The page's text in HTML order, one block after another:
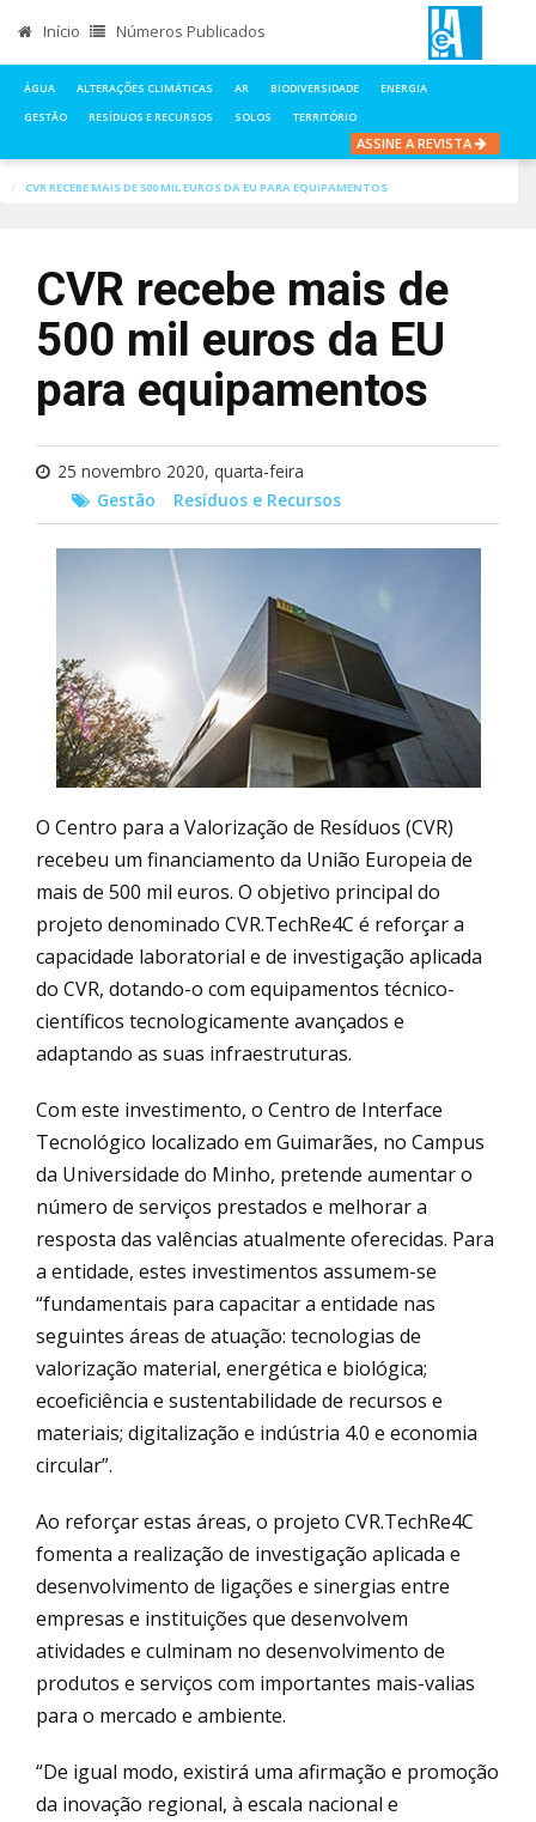
Início Números Publicados
ÁGUA ALTERAÇÕES CLIMÁTICAS AR BIODIVERSIDADE
ENERGIA
GESTÃO
RESÍDUOS E RECURSOS SOLOS TERRITÓRIO
ASSINE A REVISTA
CVR RECEBE MAIS DE 500 MIL EUROS DA EU PARA EQUIPAMENTOS
CVR recebe mais de
500 mil euros da EU
para equipamentos
25 novembro 2020, quarta-feira
Gestão
Resíduos e Recursos
O Centro para a Valorização de Resíduos (CVR)
recebeu um financiamento da União Europeia de
mais de 500 mil euros. O objetivo principal do
projeto denominado CVR.TechRe4C é reforçar a
capacidade laboratorial e de investigação aplicada
do CVR, dotando-o com equipamentos técnico-
científicos tecnologicamente avançados e
adaptando as suas infraestruturas.
Com este investimento, o Centro de Interface
Tecnológico localizado em Guimarães, no Campus
da Universidade do Minho, pretende aumentar o
número de serviços prestados e melhorar a
resposta das valências atualmente oferecidas. Para
a entidade, estes investimentos assumem-se
“fundamentais para capacitar a entidade nas
seguintes áreas de atuação: tecnologias de
valorização material, energética e biológica;
ecoeficiência e sustentabilidade de recursos e
materiais; digitalização e indústria 4.0 e economia
circular”.
Ao reforçar estas áreas, o projeto CVR.TechRe4C
fomenta a realização de investigação aplicada e
desenvolvimento de ligações e sinergias entre
empresas e instituições que desenvolvem
atividades e culminam no desenvolvimento de
produtos e serviços com importantes mais-valias
para o mercado e ambiente.
“De igual modo, existirá uma afirmação e promoção
da inovação regional, à escala nacional e